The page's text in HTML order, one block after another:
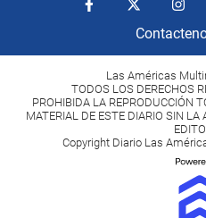
Las Américas
TODOS LOS DERECHOS
PROHIBIDA LA REPRODUCCIÓN
MATERIAL DE ESTE DIARIO SIN
Copyright Diario Las